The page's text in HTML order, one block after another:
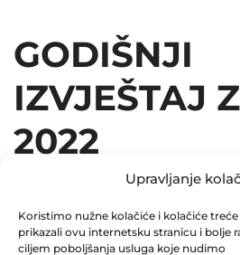
Upravljanje
Koristimo nužne kolačiće i kolačiće
prikazali ovu internetsku stranicu i bolje
ciljem poboljšanja usluga koje nudimo
GODIŠNJI
IZVJEŠTAJ
2022
March 29, 2023
Share